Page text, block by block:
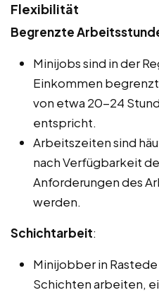
Flexibilität
Begrenzte
Minijobs sind in der
Einkommen
von etwa 20-24
entspricht.
Arbeitszeiten sind
nach Verfügbarkeit
Anforderungen des
werden.
Schichtarbeit:
Minijobber in
Schichten arbeiten,